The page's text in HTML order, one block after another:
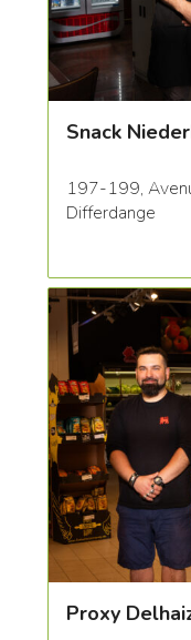
Snack
197-199,
Differdange
Proxy